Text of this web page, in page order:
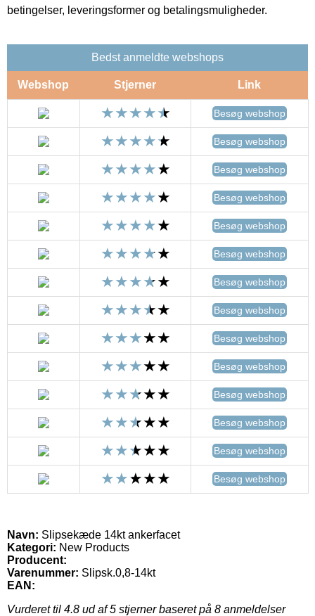
betingelser, leveringsformer og betalingsmuligheder.
Bedst anmeldte webshops
Webshop Stjerner Link
Besøg webshop
Besøg webshop
Besøg webshop
Besøg webshop
Besøg webshop
Besøg webshop
Besøg webshop
Besøg webshop
Besøg webshop
Besøg webshop
Besøg webshop
Besøg webshop
Besøg webshop
Besøg webshop
Navn: Slipsekæde 14kt ankerfacet
Kategori: New Products
Producent:
Varenummer: Slipsk.0,8-14kt
EAN:
Vurderet til 4.8 ud af 5 stjerner baseret på 8 anmeldelser